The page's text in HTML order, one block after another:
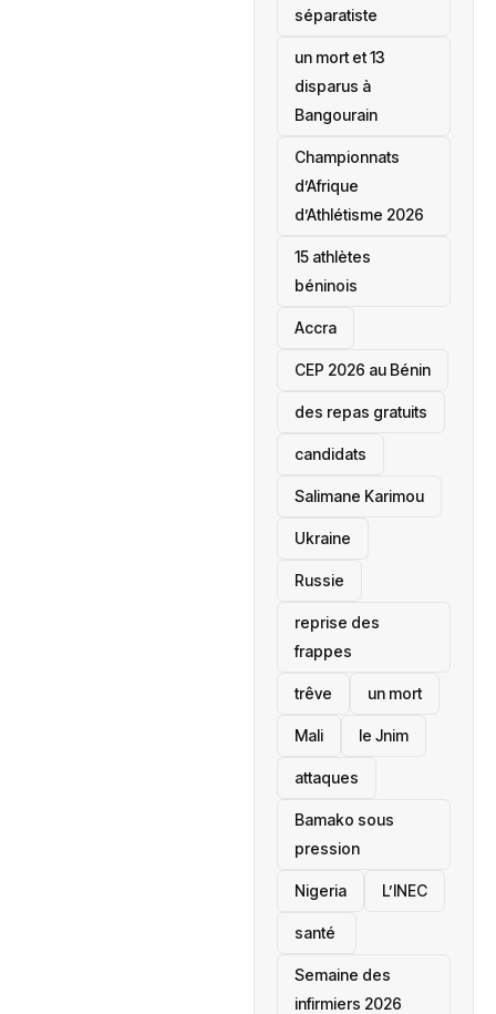
séparatiste
un mort et 13
disparus à
Bangourain
‎Championnats
d’Afrique
d’Athlétisme 2026
15 athlètes
béninois
Accra
‎CEP 2026 au Bénin
des repas gratuits
candidats
Salimane Karimou
Ukraine
Russie
reprise des
frappes
trêve un mort
Mali le Jnim
attaques
Bamako sous
pression
‎Nigeria L’INEC
santé ‎
Semaine des
infirmiers 2026